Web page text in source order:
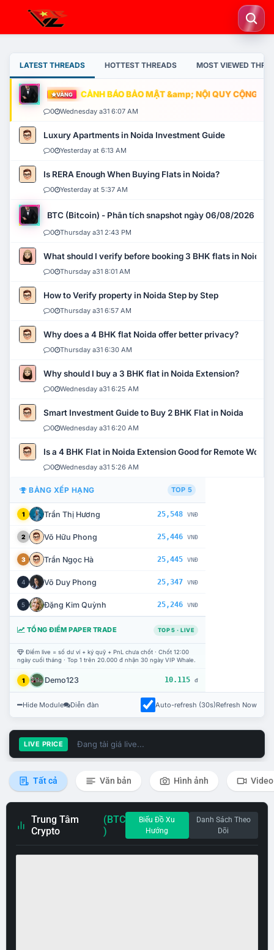
LATEST THREADS HOTTEST THREADS MOST VIEWED
VÀNG CẢNH BÁO BẢO MẬT &amp; NỘI QUY CỘNG
0 Wednesday a31 6:07 AM
Luxury Apartments in Noida Investment Guide
0 Yesterday at 6:13 AM
Is RERA Enough When Buying Flats in Noida?
0 Yesterday at 5:37 AM
BTC (Bitcoin) - Phân tích snapshot ngày 06/08/2026
0 Thursday a31 2:43 PM
What should I verify before booking 3 BHK flats in Noida?
0 Thursday a31 8:01 AM
How to Verify property in Noida Step by Step
0 Thursday a31 6:57 AM
Why does a 4 BHK flat Noida offer better privacy?
0 Thursday a31 6:30 AM
Why should I buy a 3 BHK flat in Noida Extension?
0 Wednesday a31 6:25 AM
Smart Investment Guide to Buy 2 BHK Flat in Noida
0 Wednesday a31 6:20 AM
Is a 4 BHK Flat in Noida Extension Good for Remote Work?
0 Wednesday a31 5:26 AM
BẢNG XẾP HẠNG TOP 5
1 Trần Thị Hương 25,548 VNĐ
2 Võ Hữu Phong 25,446 VNĐ
3 Trần Ngọc Hà 25,445 VNĐ
4 Võ Duy Phong 25,347 VNĐ
5 Đặng Kim Quỳnh 25,246 VNĐ
TỔNG ĐIỂM PAPER TRADE TOP 5 · LIVE
Điểm live = số dư ví + ký quỹ + PnL chưa chốt · Chốt 12:00
ngày cuối tháng · Top 1 trên 20.000 đ nhận 30 ngày VIP Whale.
1 Demo123 10.115 đ
Hide Module Diễn đàn Auto-refresh (30s)Refresh Now
LIVE PRICE Đang tải giá live...
Tất cả Văn bản Hình ảnh Video
Trung Tâm
Crypto
(BTC
)
Biểu Đồ Xu
Hướng
Danh Sách Theo
Dõi